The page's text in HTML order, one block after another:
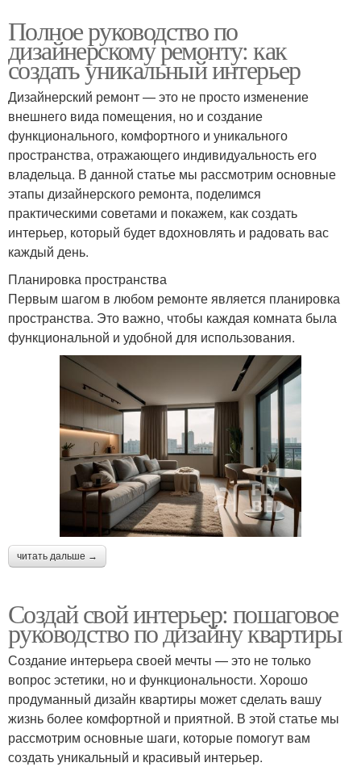
Полное руководство по
дизайнерскому ремонту: как
создать уникальный интерьер
Дизайнерский ремонт — это не просто изменение
внешнего вида помещения, но и создание
функционального, комфортного и уникального
пространства, отражающего индивидуальность его
владельца. В данной статье мы рассмотрим основные
этапы дизайнерского ремонта, поделимся
практическими советами и покажем, как создать
интерьер, который будет вдохновлять и радовать вас
каждый день.
Планировка пространства
Первым шагом в любом ремонте является планировка
пространства. Это важно, чтобы каждая комната была
функциональной и удобной для использования.
читать дальше →
Создай свой интерьер: пошаговое
руководство по дизайну квартиры
Создание интерьера своей мечты — это не только
вопрос эстетики, но и функциональности. Хорошо
продуманный дизайн квартиры может сделать вашу
жизнь более комфортной и приятной. В этой статье мы
рассмотрим основные шаги, которые помогут вам
создать уникальный и красивый интерьер.